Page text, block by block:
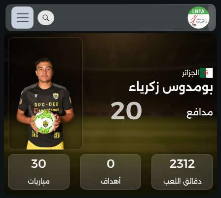
الجزائر
بومدوس زكرياء
مدافع 20
2312
دقائق اللعب
0
أهداف
30
مباريات